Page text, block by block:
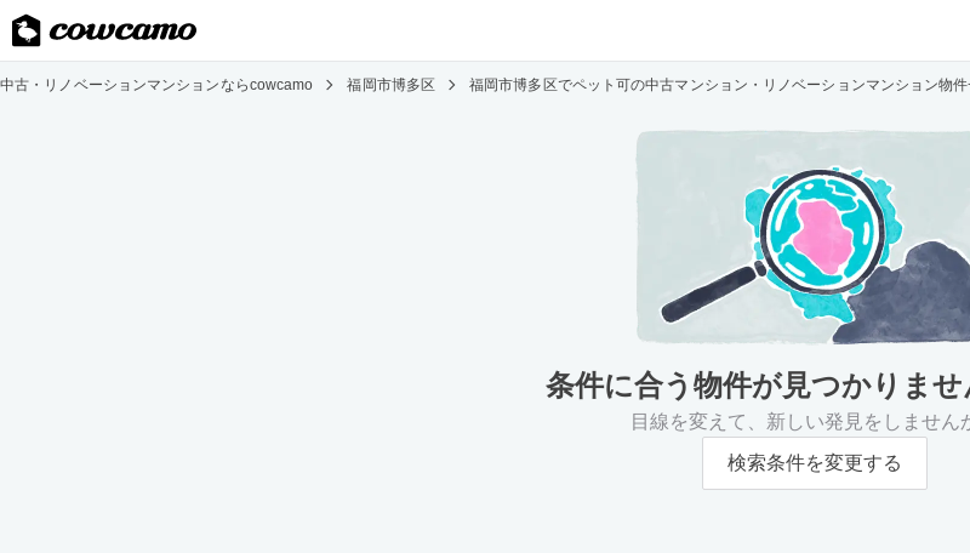
中古・リノベーションマンションならcowcamo 福岡市博多区 福岡市博多区でペット可の中古マンション・リノベーションマンション物
条件に合う物件が見つかりませ
目線を変えて、新しい発見をしません
検索条件を変更する